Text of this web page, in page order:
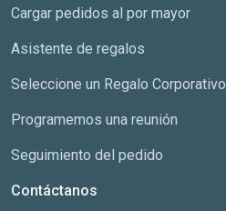
Cargar pedidos al por mayor
Asistente de regalos
Seleccione un Regalo Corporativo
Programemos una reunión
Seguimiento del pedido
Contáctanos